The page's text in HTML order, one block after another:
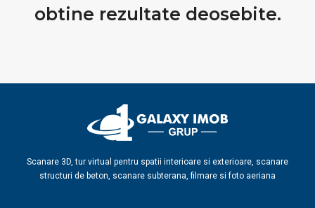
obtine rezultate deosebite.
Scanare 3D, tur virtual pentru spatii interioare si exterioare, scanare
structuri de beton, scanare subterana, filmare si foto aeriana